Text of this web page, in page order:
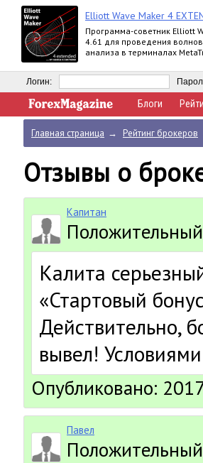
Elliott Wave Maker 4
Программа-советник Elliott
4.61 для проведения
анализа в терминалах
Extended
Логин:
Блоги
Главная страница → Рейтинг брокеров
Отзывы о
Капитан
Калита
«Стартовый
Действительно,
вывел!
Опубликовано:
Павел